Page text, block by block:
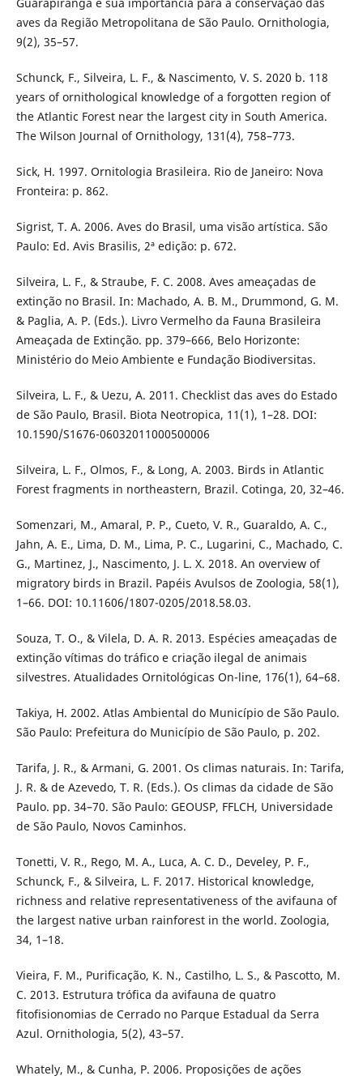
aves da Região Metropolitana de São Paulo. Ornithologia,
9(2), 35–57.
Schunck, F., Silveira, L. F., & Nascimento, V. S. 2020 b. 118
years of ornithological knowledge of a forgotten region of
the Atlantic Forest near the largest city in South America.
The Wilson Journal of Ornithology, 131(4), 758–773.
Sick, H. 1997. Ornitologia Brasileira. Rio de Janeiro: Nova
Fronteira: p. 862.
Sigrist, T. A. 2006. Aves do Brasil, uma visão artística. São
Paulo: Ed. Avis Brasilis, 2ª edição: p. 672.
Silveira, L. F., & Straube, F. C. 2008. Aves ameaçadas de
extinção no Brasil. In: Machado, A. B. M., Drummond, G. M.
& Paglia, A. P. (Eds.). Livro Vermelho da Fauna Brasileira
Ameaçada de Extinção. pp. 379–666, Belo Horizonte:
Ministério do Meio Ambiente e Fundação Biodiversitas.
Silveira, L. F., & Uezu, A. 2011. Checklist das aves do Estado
de São Paulo, Brasil. Biota Neotropica, 11(1), 1–28. DOI:
10.1590/S1676-06032011000500006
Silveira, L. F., Olmos, F., & Long, A. 2003. Birds in Atlantic
Forest fragments in northeastern, Brazil. Cotinga, 20, 32–46.
Somenzari, M., Amaral, P. P., Cueto, V. R., Guaraldo, A. C.,
Jahn, A. E., Lima, D. M., Lima, P. C., Lugarini, C., Machado, C.
G., Martinez, J., Nascimento, J. L. X. 2018. An overview of
migratory birds in Brazil. Papéis Avulsos de Zoologia, 58(1),
1–66. DOI: 10.11606/1807-0205/2018.58.03.
Souza, T. O., & Vilela, D. A. R. 2013. Espécies ameaçadas de
extinção vítimas do tráfico e criação ilegal de animais
silvestres. Atualidades Ornitológicas On-line, 176(1), 64–68.
Takiya, H. 2002. Atlas Ambiental do Município de São Paulo.
São Paulo: Prefeitura do Município de São Paulo, p. 202.
Tarifa, J. R., & Armani, G. 2001. Os climas naturais. In: Tarifa,
J. R. & de Azevedo, T. R. (Eds.). Os climas da cidade de São
Paulo. pp. 34–70. São Paulo: GEOUSP, FFLCH, Universidade
de São Paulo, Novos Caminhos.
Tonetti, V. R., Rego, M. A., Luca, A. C. D., Develey, P. F.,
Schunck, F., & Silveira, L. F. 2017. Historical knowledge,
richness and relative representativeness of the avifauna of
the largest native urban rainforest in the world. Zoologia,
34, 1–18.
Vieira, F. M., Purificação, K. N., Castilho, L. S., & Pascotto, M.
C. 2013. Estrutura trófica da avifauna de quatro
fitofisionomias de Cerrado no Parque Estadual da Serra
Azul. Ornithologia, 5(2), 43–57.
Whately, M., & Cunha, P. 2006. Proposições de ações